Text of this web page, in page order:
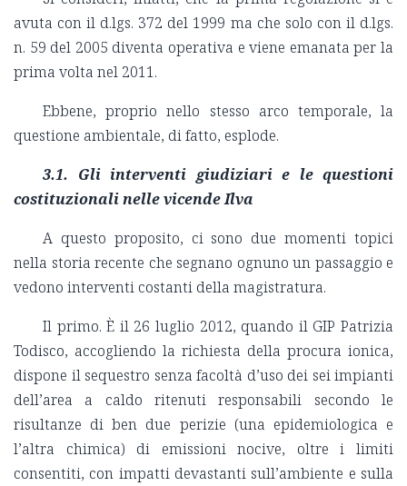
avuta con il d.lgs. 372 del 1999 ma che solo con il d.lgs.
n. 59 del 2005 diventa operativa e viene emanata per la
prima volta nel 2011.
Ebbene, proprio nello stesso arco temporale, la
questione ambientale, di fatto, esplode.
3.1. Gli interventi giudiziari e le questioni
costituzionali nelle vicende Ilva
A questo proposito, ci sono due momenti topici
nella storia recente che segnano ognuno un passaggio e
vedono interventi costanti della magistratura.
Il primo. È il 26 luglio 2012, quando il GIP Patrizia
Todisco, accogliendo la richiesta della procura ionica,
dispone il sequestro senza facoltà d’uso dei sei impianti
dell’area a caldo ritenuti responsabili secondo le
risultanze di ben due perizie (una epidemiologica e
l’altra chimica) di emissioni nocive, oltre i limiti
consentiti, con impatti devastanti sull’ambiente e sulla